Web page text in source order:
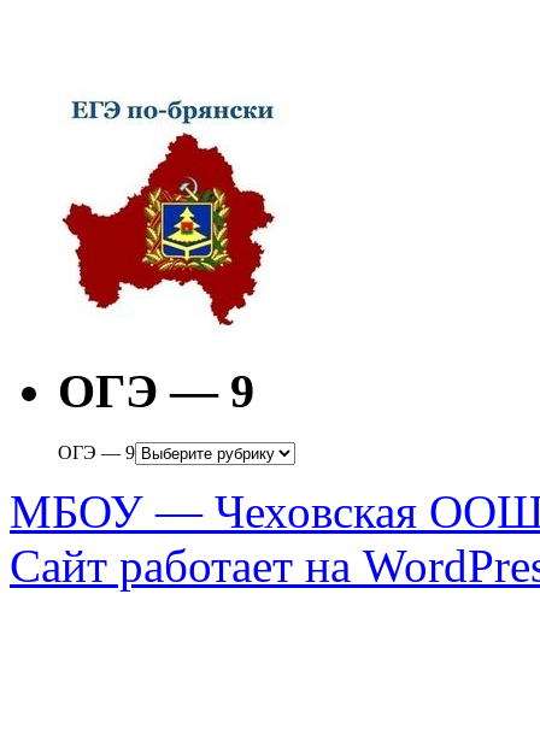
ОГЭ — 9
ОГЭ — 9
МБОУ — Чеховская ООШ
Сайт работает на